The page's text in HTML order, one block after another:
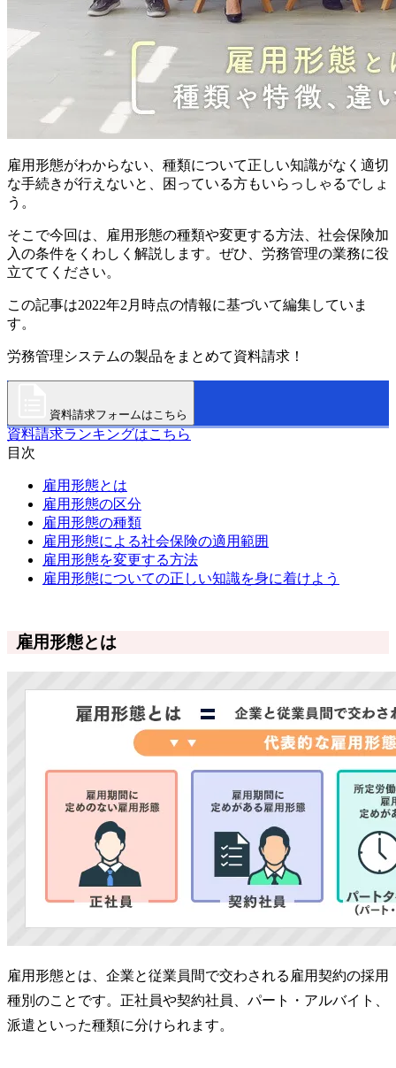
雇用形態がわからない、種類について正しい知識がなく適切
な手続きが行えないと、困っている方もいらっしゃるでしょ
う。
そこで今回は、雇用形態の種類や変更する方法、社会保険加
入の条件をくわしく解説します。ぜひ、労務管理の業務に役
立ててください。
この記事は2022年2月時点の情報に基づいて編集していま
す。
労務管理システムの製品をまとめて資料請求！
資料請求フォームはこちら
資料請求ランキングはこちら
目次
雇用形態とは
雇用形態の区分
雇用形態の種類
雇用形態による社会保険の適用範囲
雇用形態を変更する方法
雇用形態についての正しい知識を身に着けよう
雇用形態とは
雇用形態とは、企業と従業員間で交わされる雇用契約の採用
種別のことです。正社員や契約社員、パート・アルバイト、
派遣といった種類に分けられます。